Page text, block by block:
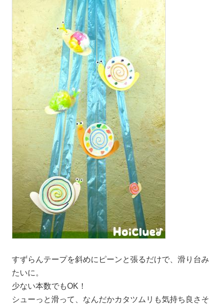
すずらんテープを斜めにピーンと張るだけで、滑り台み
たいに。
少ない本数でもOK！
シューっと滑って、なんだかカタツムリも気持ち良さそ